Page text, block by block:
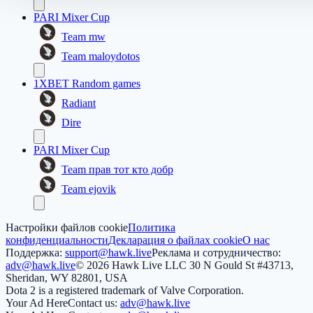
PARI Mixer Cup
Team mw
Team maloydotos
1XBET Random games
Radiant
Dire
PARI Mixer Cup
Team прав тот кто добр
Team ejovik
Настройки файлов cookieПолитика
конфиденциальностиДекларация о файлах cookieО нас
Поддержка: support@hawk.liveРеклама и сотрудничество:
adv@hawk.live© 2026 Hawk Live LLC 30 N Gould St #43713,
Sheridan, WY 82801, USA
Dota 2 is a registered trademark of Valve Corporation.
Your Ad HereContact us: adv@hawk.live